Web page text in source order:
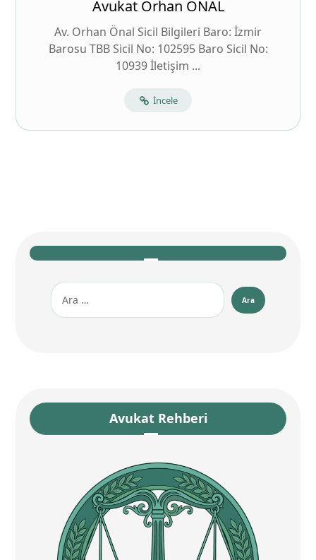
Avukat Orhan ÖNAL
Av. Orhan Önal Sicil Bilgileri Baro: İzmir
Barosu TBB Sicil No: 102595 Baro Sicil No:
10939 İletişim ...
İncele
Avukat Rehberi